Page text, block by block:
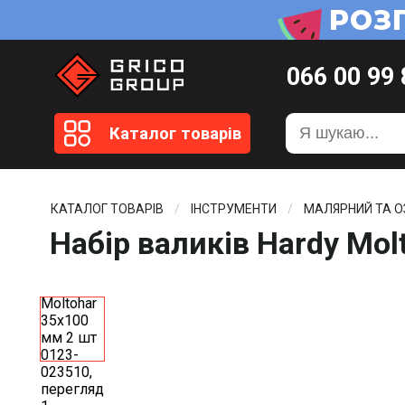
Каталог товарів
066 00 99
099 20 51
099 20 59
КАТАЛОГ ТОВАРІВ ІНСТРУМЕНТИ МАЛЯРНИЙ ТА
Набір валиків Hardy